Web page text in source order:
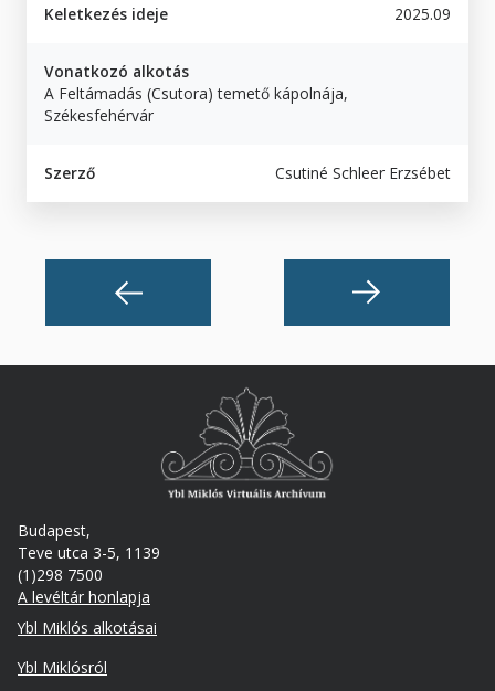
Keletkezés ideje 2025.09
Vonatkozó alkotás
A Feltámadás (Csutora) temető kápolnája,
Székesfehérvár
Szerző Csutiné Schleer Erzsébet
Budapest,
Teve utca 3-5, 1139
(1)298 7500
A levéltár honlapja
Footer
Ybl Miklós alkotásai
Ybl Miklósról